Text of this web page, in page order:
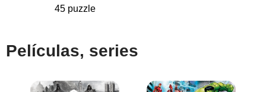
45 puzzle
Películas, series